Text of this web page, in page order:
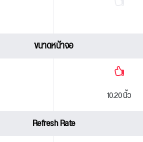
ขนาดหน้าจอ
10.20 นิ้ว
Refresh Rate